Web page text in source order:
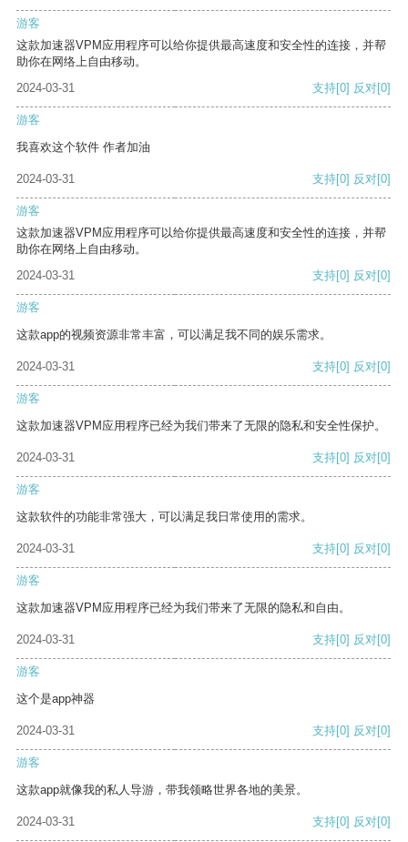
游客
这款加速器VPM应用程序可以给你提供最高速度和安全性的连接，并帮
助你在网络上自由移动。
2024-03-31
支持[0] 反对[0]
游客
我喜欢这个软件 作者加油
2024-03-31 支持[0] 反对[0]
游客
这款加速器VPM应用程序可以给你提供最高速度和安全性的连接，并帮
助你在网络上自由移动。
2024-03-31
支持[0] 反对[0]
游客
这款app的视频资源非常丰富，可以满足我不同的娱乐需求。
2024-03-31 支持[0] 反对[0]
游客
这款加速器VPM应用程序已经为我们带来了无限的隐私和安全性保护。
2024-03-31 支持[0] 反对[0]
游客
这款软件的功能非常强大，可以满足我日常使用的需求。
2024-03-31 支持[0] 反对[0]
游客
这款加速器VPM应用程序已经为我们带来了无限的隐私和自由。
2024-03-31 支持[0] 反对[0]
游客
这个是app神器
2024-03-31 支持[0] 反对[0]
游客
这款app就像我的私人导游，带我领略世界各地的美景。
2024-03-31 支持[0] 反对[0]